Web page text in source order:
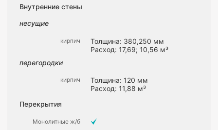
Внутренние стены
несущие
кирпич
Толщина: 380,250 мм
Расход: 17,69; 10,56 м³
перегородки
кирпич
Толщина: 120 мм
Расход: 11,88 м³
Перекрытия
Монолитные ж/б